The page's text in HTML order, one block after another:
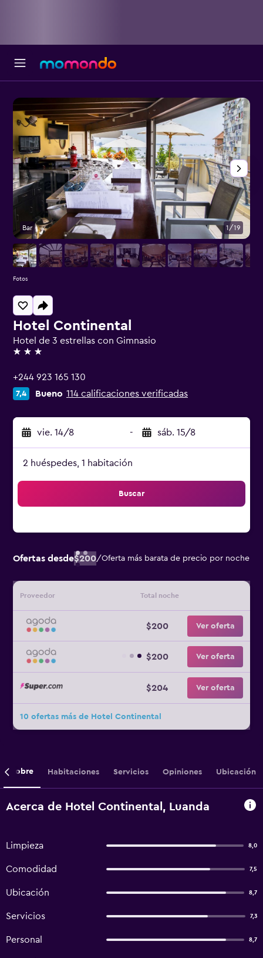
Hotel Continental
Hotel de 3 estrellas con Gimnasio
3 estrellas
+244 923 165 130
7,4 Bueno 114 calificaciones verificadas
vie. 14/8 - sáb. 15/8
2 huéspedes, 1 habitación
Buscar
Ofertas desde$200/Oferta más barata de precio por noche
Proveedor Total noche
$200 Ver oferta
$200 Ver oferta
$204 Ver oferta
10 ofertas más de Hotel Continental
Bar 1/19
Fotos
Sobre Habitaciones Servicios Opiniones Ubicación
Acerca de Hotel Continental, Luanda
Limpieza 8,0
Comodidad 7,5
Ubicación 8,7
Servicios 7,3
Personal 8,7